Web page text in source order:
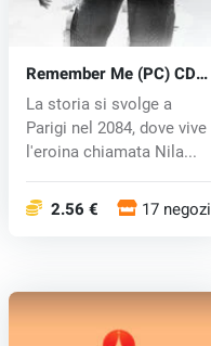
Remember Me (PC) CD
key
La storia si svolge a
Parigi nel 2084, dove vive
l'eroina chiamata Nila...
2.56 € 17 negozi